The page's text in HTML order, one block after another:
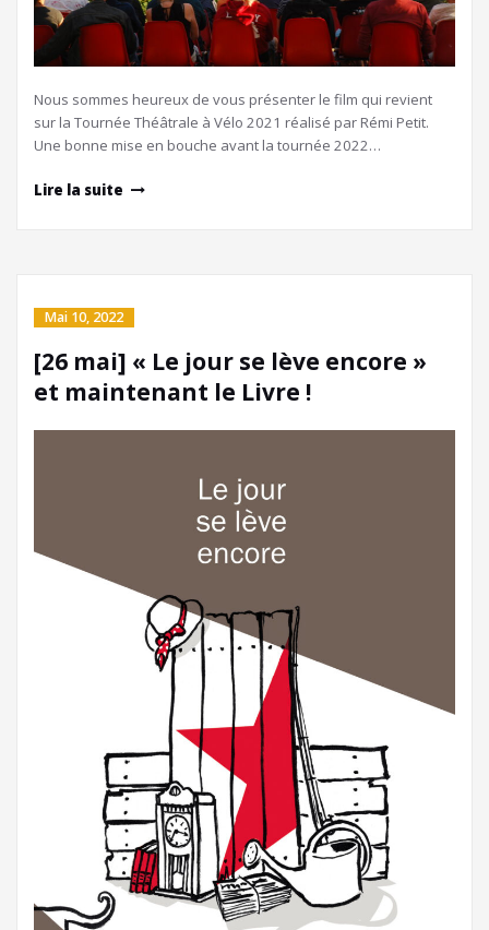
Nous sommes heureux de vous présenter le film qui revient
sur la Tournée Théâtrale à Vélo 2021 réalisé par Rémi Petit.
Une bonne mise en bouche avant la tournée 2022…
Lire la suite
Mai 10, 2022
[26 mai] « Le jour se lève encore »
et maintenant le Livre !